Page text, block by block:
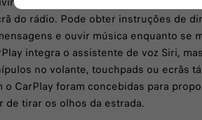
do rádio. Pode obter instruções de
e ouvir música enquanto se
integra o assistente de voz Siri,
no volante, touchpads ou ecrãs
CarPlay foram concebidas para
tirar os olhos da estrada.